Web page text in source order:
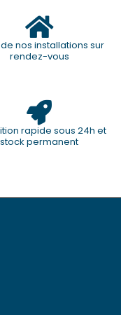
nos installations sur
rendez-vous
rapide sous 24h et
stock permanent